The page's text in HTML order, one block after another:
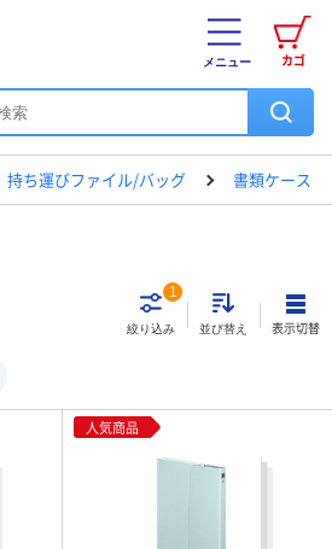
カゴ
メニュー
持ち運びファイル/バッグ 書類ケース
絞り込み
1
並び替え 表示切替
人気商品